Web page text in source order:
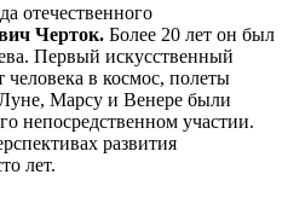
отечественного
Черток. Более 20 лет он был
Первый искусственный
в космос, полеты
Марсу и Венере были
непосредственном участии.
развития
лет.